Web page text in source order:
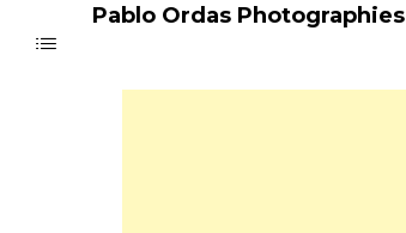
Pablo Ordas Photographies